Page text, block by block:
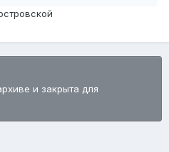
и закрыта для